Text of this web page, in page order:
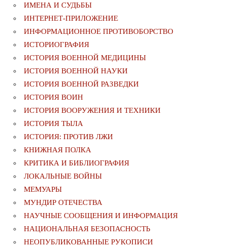
ИМЕНА И СУДЬБЫ
ИНТЕРНЕТ-ПРИЛОЖЕНИЕ
ИНФОРМАЦИОННОЕ ПРОТИВОБОРСТВО
ИСТОРИОГРАФИЯ
ИСТОРИЯ ВОЕННОЙ МЕДИЦИНЫ
ИСТОРИЯ ВОЕННОЙ НАУКИ
ИСТОРИЯ ВОЕННОЙ РАЗВЕДКИ
ИСТОРИЯ ВОИН
ИСТОРИЯ ВООРУЖЕНИЯ И ТЕХНИКИ
ИСТОРИЯ ТЫЛА
ИСТОРИЯ: ПРОТИВ ЛЖИ
КНИЖНАЯ ПОЛКА
КРИТИКА И БИБЛИОГРАФИЯ
ЛОКАЛЬНЫЕ ВОЙНЫ
МЕМУАРЫ
МУНДИР ОТЕЧЕСТВА
НАУЧНЫЕ СООБЩЕНИЯ И ИНФОРМАЦИЯ
НАЦИОНАЛЬНАЯ БЕЗОПАСНОСТЬ
НЕОПУБЛИКОВАННЫЕ РУКОПИСИ